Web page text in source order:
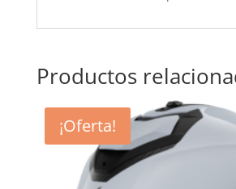
Productos
¡Oferta!